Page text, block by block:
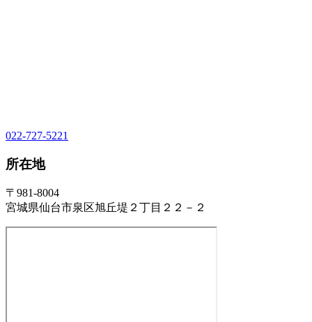
022-727-5221
所在地
〒981-8004
宮城県仙台市泉区旭丘堤２丁目２２－２